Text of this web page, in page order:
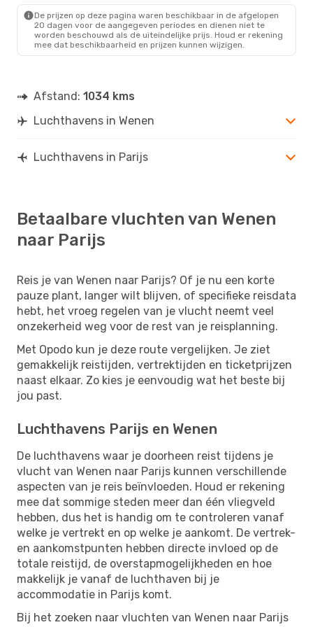
De prijzen op deze pagina waren beschikbaar in de afgelopen
20 dagen voor de aangegeven periodes en dienen niet te
worden beschouwd als de uiteindelijke prijs. Houd er rekening
mee dat beschikbaarheid en prijzen kunnen wijzigen.
Afstand: 1034 kms
Luchthavens in Wenen
Luchthavens in Parijs
Betaalbare vluchten van Wenen
naar Parijs
Reis je van Wenen naar Parijs? Of je nu een korte
pauze plant, langer wilt blijven, of specifieke reisdata
hebt, het vroeg regelen van je vlucht neemt veel
onzekerheid weg voor de rest van je reisplanning.
Met Opodo kun je deze route vergelijken. Je ziet
gemakkelijk reistijden, vertrektijden en ticketprijzen
naast elkaar. Zo kies je eenvoudig wat het beste bij
jou past.
Luchthavens Parijs en Wenen
De luchthavens waar je doorheen reist tijdens je
vlucht van Wenen naar Parijs kunnen verschillende
aspecten van je reis beïnvloeden. Houd er rekening
mee dat sommige steden meer dan één vliegveld
hebben, dus het is handig om te controleren vanaf
welke je vertrekt en op welke je aankomt. De vertrek-
en aankomstpunten hebben directe invloed op de
totale reistijd, de overstapmogelijkheden en hoe
makkelijk je vanaf de luchthaven bij je
accommodatie in Parijs komt.
Bij het zoeken naar vluchten van Wenen naar Parijs